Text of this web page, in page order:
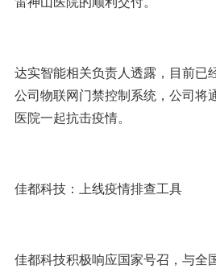
达实智能相关负责人透露，目前已
公司物联网门禁控制系统，公司将
医院一起抗击疫情。
佳都科技：上线疫情排查工具
佳都科技积极响应国家号召，与全